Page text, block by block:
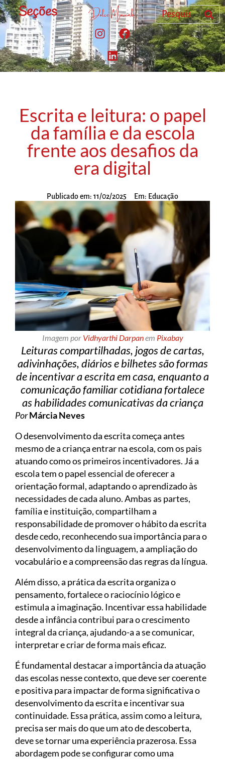
Seções
Escrita e leitura: o papel
da família e da escola
frente aos desafios da
era digital
Publicado em: 11/02/2025 Em: Educação
Imagem por Vidhyarthi Darpanem Pixabay
Leituras compartilhadas, jogos de cartas,
adivinhações, diários e bilhetes são formas
de incentivar a escrita em casa, enquanto a
comunicação familiar cotidiana fortalece
as habilidades comunicativas da criança
PorMárcia Neves
O desenvolvimento da escrita começa antes
mesmo de a criança entrar na escola, com os pais
atuando como os primeiros incentivadores. Já a
escola tem o papel essencial de oferecer a
orientação formal, adaptando o aprendizado às
necessidades de cada aluno. Ambas as partes,
família e instituição, compartilham a
responsabilidade de promover o hábito da escrita
desde cedo, reconhecendo sua importância para o
desenvolvimento da linguagem, a ampliação do
vocabulário e a compreensão das regras da língua.
Além disso, a prática da escrita organiza o
pensamento, fortalece o raciocínio lógico e
estimula a imaginação. Incentivar essa habilidade
desde a infância contribui para o crescimento
integral da criança, ajudando-a a se comunicar,
interpretar e criar de forma mais eficaz.
É fundamental destacar a importância da atuação
das escolas nesse contexto, que deve ser coerente
e positiva para impactar de forma significativa o
desenvolvimento da escrita e incentivar sua
continuidade. Essa prática, assim como a leitura,
precisa ser mais do que um ato de descoberta,
deve se tornar uma experiência prazerosa. Essa
abordagem pode se configurar como uma